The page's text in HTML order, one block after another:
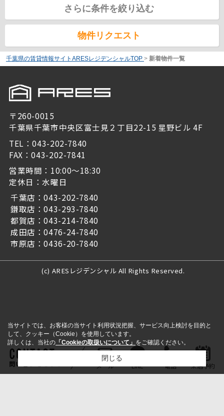
さらに条件を絞り込む
物件リクエスト
千葉県の賃貸情報サイトARESレジデンシャルTOP > 新着物件一覧
〒260-0015
千葉県千葉市中央区富士見２丁目22-15 星野ビル 4F
TEL：043-202-7840
FAX：043-202-7841
営業時間：10:00～18:30
定休日：水曜日
千葉店：043-202-7840
鎌取店：043-293-7840
都賀店：043-214-7840
成田店：0476-24-7840
市原店：0436-20-7840
(c) ARESレジデンシャル All Rights Reserved.
問い合わせをする メール LINE 電話 来店予約
当サイトでは、お客様の当サイト利用状況把握、サービス向上検討を目的と
して、クッキー（Cookie）を使用しています。
詳しくは、当社の 「Cookieの取扱いについて」 をご確認ください。
閉じる